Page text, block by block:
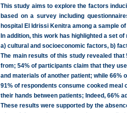
This study aims to explore the factors
based on a survey including
hospital El Idrissi Kenitra among a sample
In addition, this work has highlighted a set
a) cultural and socioeconomic factors, b)
The main results of this study revealed
from; 54% of participants claim that they
and materials of another patient; while 66%
91% of respondents consume cooked meal
their hands between patients; Indeed, 66%
These results were supported by the